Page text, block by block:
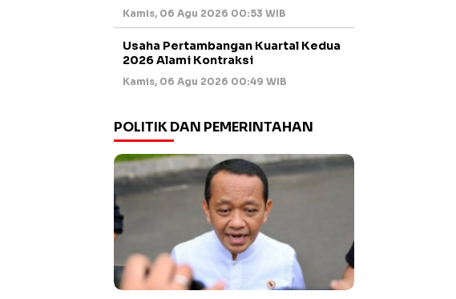
Kamis, 06 Agu 2026 00:53 WIB
Usaha Pertambangan Kuartal Kedua
2026 Alami Kontraksi
Kamis, 06 Agu 2026 00:49 WIB
POLITIK DAN PEMERINTAHAN